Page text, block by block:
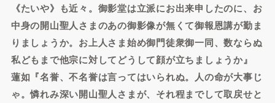
《たいや》も近々。御影堂は立派にお出来申したのに、お
中身の開山聖人さまのあの御影像が無くて御報恩講が勤ま
りましょうか。お上人さま始め御門徒衆御一同、数ならぬ
私どもまで他宗に対してどうして顔が立ちましょうか』
蓮如『名誉、不名誉は言ってはいられぬ。人の命が大事じ
ゃ。憐れみ深い開山聖人さまが、それ程までして取戻せと